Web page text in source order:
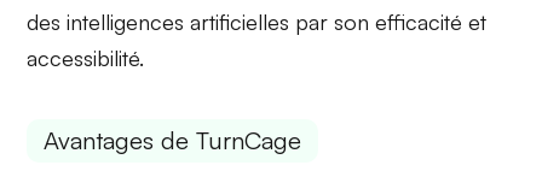
des intelligences artificielles par son efficacité et
accessibilité.
Avantages de TurnCage